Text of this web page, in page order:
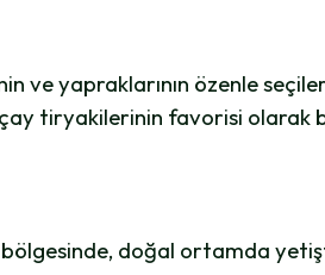
ve yapraklarının özenle
çay tiryakilerinin favorisi
doğal ortamda